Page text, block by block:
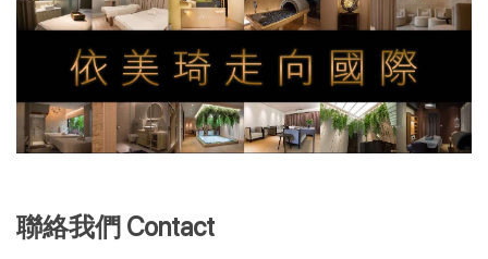
聯絡我們 Contact